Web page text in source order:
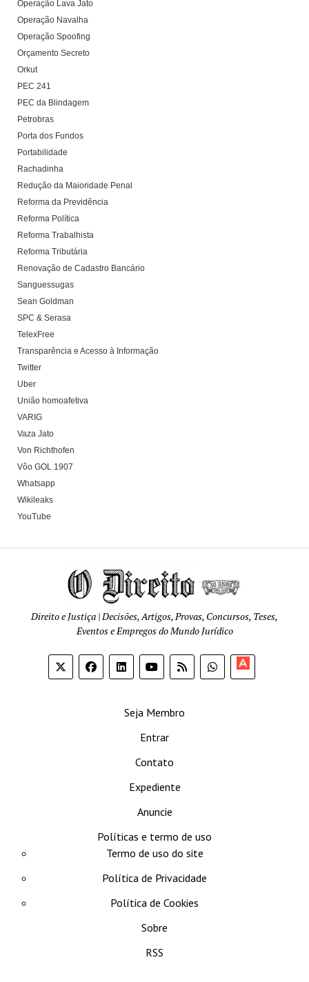
Operação Lava Jato
Operação Navalha
Operação Spoofing
Orçamento Secreto
Orkut
PEC 241
PEC da Blindagem
Petrobras
Porta dos Fundos
Portabilidade
Rachadinha
Redução da Maioridade Penal
Reforma da Previdência
Reforma Política
Reforma Trabalhista
Reforma Tributária
Renovação de Cadastro Bancário
Sanguessugas
Sean Goldman
SPC & Serasa
TelexFree
Transparência e Acesso à Informação
Twitter
Uber
União homoafetiva
VARIG
Vaza Jato
Von Richthofen
Vôo GOL 1907
Whatsapp
Wikileaks
YouTube
Direito e Justiça | Decisões, Artigos, Provas, Concursos, Teses,
Eventos e Empregos do Mundo Jurídico
Seja Membro
Entrar
Contato
Expediente
Anuncie
Políticas e termo de uso
Termo de uso do site
Política de Privacidade
Política de Cookies
Sobre
RSS